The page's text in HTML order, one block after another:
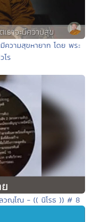
ความสุขหายาก โดย พระ
โร
วณฺโณ - (( นิโรธ )) # 8